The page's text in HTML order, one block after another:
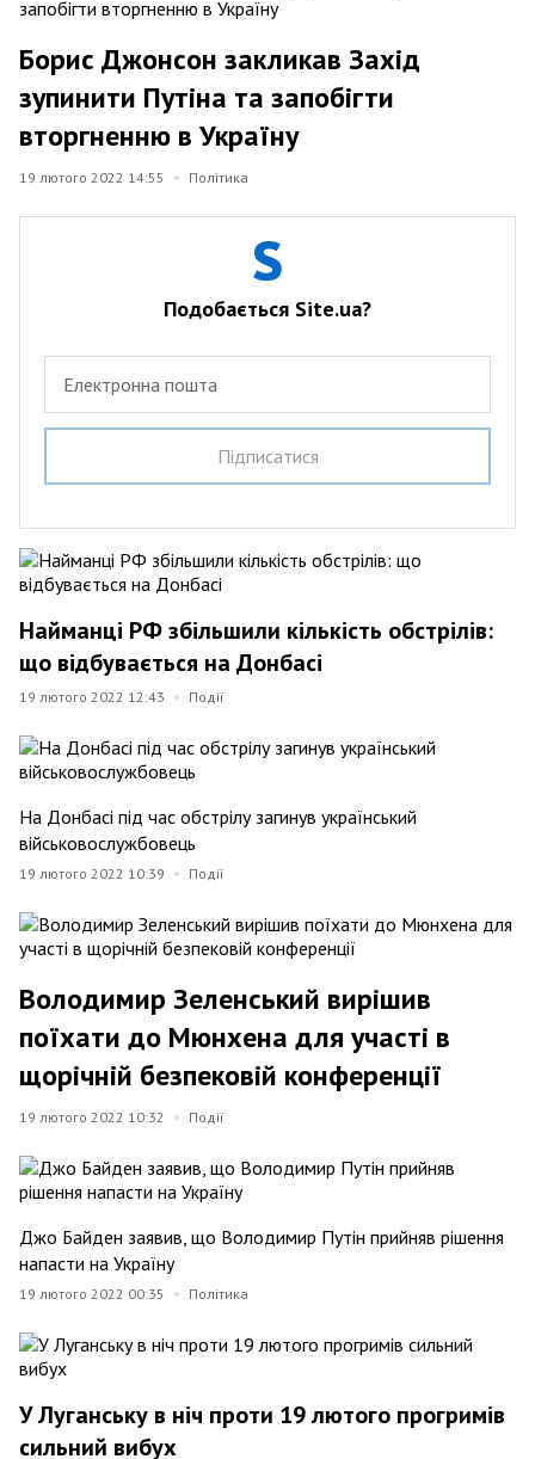
Борис Джонсон закликав Захід
зупинити Путіна та запобігти
вторгненню в Україну
19 лютого 2022 14:55 Політика
Подобається Site.ua?
Електронна пошта
Пiдписатися
Найманці РФ збільшили кількість обстрілів:
що відбувається на Донбасі
19 лютого 2022 12:43 Події
На Донбасі під час обстрілу загинув український
військовослужбовець
19 лютого 2022 10:39 Події
Володимир Зеленський вирішив
поїхати до Мюнхена для участі в
щорічній безпековій конференції
19 лютого 2022 10:32 Події
Джо Байден заявив, що Володимир Путін прийняв рішення
напасти на Україну
19 лютого 2022 00:35 Політика
У Луганську в ніч проти 19 лютого прогримів
сильний вибух